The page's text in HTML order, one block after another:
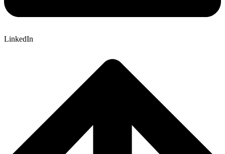
LinkedIn